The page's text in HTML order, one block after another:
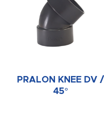
PRALON KNEE DV /
45°